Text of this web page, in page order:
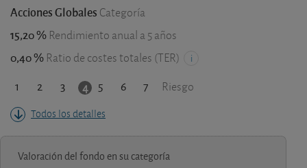
Acciones Globales Categoría
15,20 % Rendimiento anual a 5 años
0,40 % Ratio de costes totales (TER)
1 2 3 4 5 6 7 Riesgo
Todos los detalles
Valoración del fondo en su categoría